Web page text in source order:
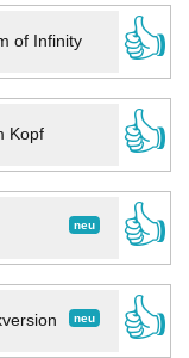
of Infinity
👍
Kopf
👍
neu
👍
neu
👍